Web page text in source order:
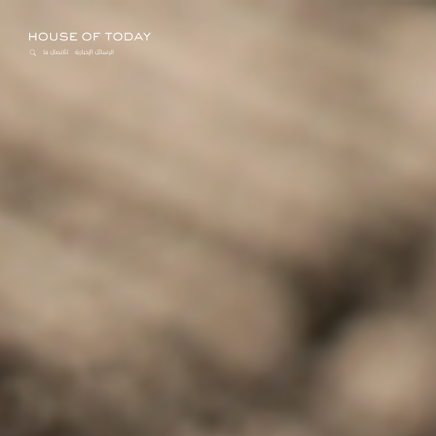
الرسائل الإخبارية للاتصال بنا